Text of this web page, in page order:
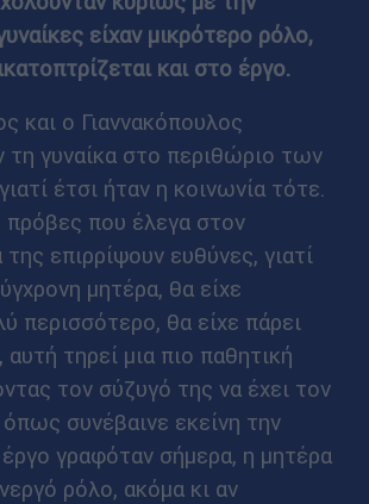
είχαν μικρότερο ρόλο,
και στο έργο.
και ο Γιαννακόπουλος
τη γυναίκα στο περιθώριο των
έτσι ήταν η κοινωνία τότε.
πρόβες που έλεγα στον
επιρρίψουν ευθύνες, γιατί
μητέρα, θα είχε
περισσότερο, θα είχε πάρει
τηρεί μια πιο παθητική
τον σύζυγό της να έχει τον
συνέβαινε εκείνη την
γραφόταν σήμερα, η μητέρα
ρόλο, ακόμα κι αν